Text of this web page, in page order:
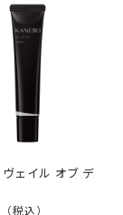
ェイル オブ デ